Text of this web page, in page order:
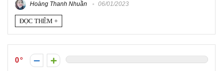
Hoàng Thanh Nhuần 06/01/2023
ĐỌC THÊM +
0